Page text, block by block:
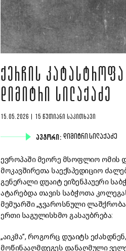
ᲥᲔᲠᲩᲘᲡ
ᲓᲘᲛᲘᲢᲠᲘ ᲡᲘᲚᲐᲥᲐᲫᲔ
15.05.2026 | 15 ᲬᲣᲗᲘᲐᲜᲘ ᲡᲐᲙᲘᲗᲮᲐᲕᲘ
ᲐᲕᲢᲝᲠᲘ: ᲓᲘᲛᲘᲢᲠᲘ ᲡᲘᲚᲐᲥᲐᲫᲔ
ევროპაში მეორე მსოფლიო ომის
მოკავშირეთა საექსპედიციო
გენერალი დუაიტ ეიზენჰაუერი
ატარებდა თავის საბჭოთა
მემუარში „ჯვაროსნული ლაშქრობა
ერთი საგულისხმო გასაუბრება:
„აიკმა”, როგორც დუაიტს
მოწინააღმდეგეს დანაღმული